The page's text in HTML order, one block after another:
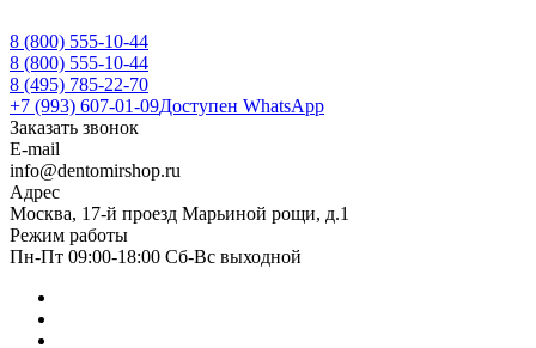
8 (800) 555-10-44
8 (800) 555-10-44
8 (495) 785-22-70
+7 (993) 607-01-09Доступен WhatsApp
Заказать звонок
E-mail
info@dentomirshop.ru
Адрес
Москва, 17-й проезд Марьиной рощи, д.1
Режим работы
Пн-Пт 09:00-18:00 Сб-Вс выходной